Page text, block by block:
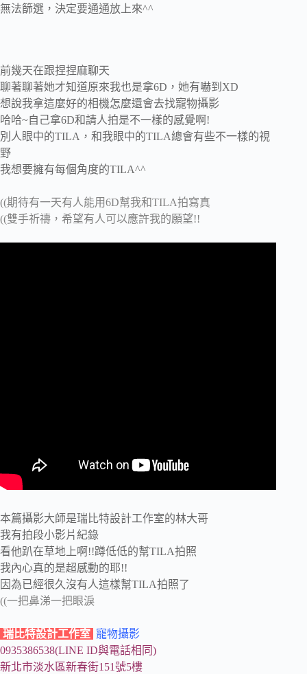
無法篩選，決定要通通放上來^^
前幾天在跟捏捏麻聊天
聊著聊著她才知道原來我也是拿6D，她有嚇到XD
想說我拿這麼好的相機怎麼還會去找寵物攝影
哈哈~自己拿6D和請人拍是不一樣的感覺啊!
別人眼中的TILA，和我眼中的TILA總會有些不一樣的視
野
我想要擁有每個角度的TILA^^
((期待有一天有人能用6D幫我和TILA拍寫真
((雙手祈禱，希望有人可以應許我的願望!!
本篇攝影大師是瑞比特設計工作室的林大哥
我有拍段小影片紀錄
看他趴在草地上啊!!蹲低低的幫TILA拍照
我內心真的是超感動的耶!!
因為已經很久沒有人這樣幫TILA拍照了
((一把鼻涕一把眼淚
瑞比特設計工作室 寵物攝影
0935386538(LINE ID與電話相同)
新北市淡水區新春街151號5樓